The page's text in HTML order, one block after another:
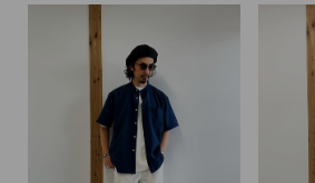
キーワード